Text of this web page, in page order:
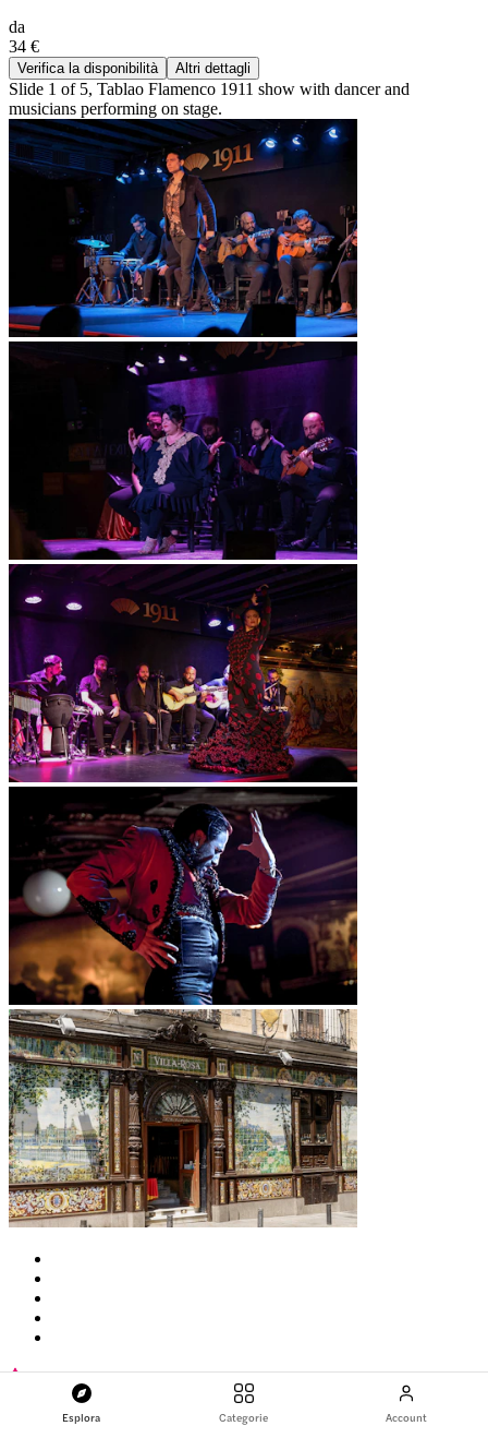
Esplora Categorie Account
da
34 €
Verifica la disponibilità Altri dettagli
Slide 1 of 5, Tablao Flamenco 1911 show with dancer and
musicians performing on stage.